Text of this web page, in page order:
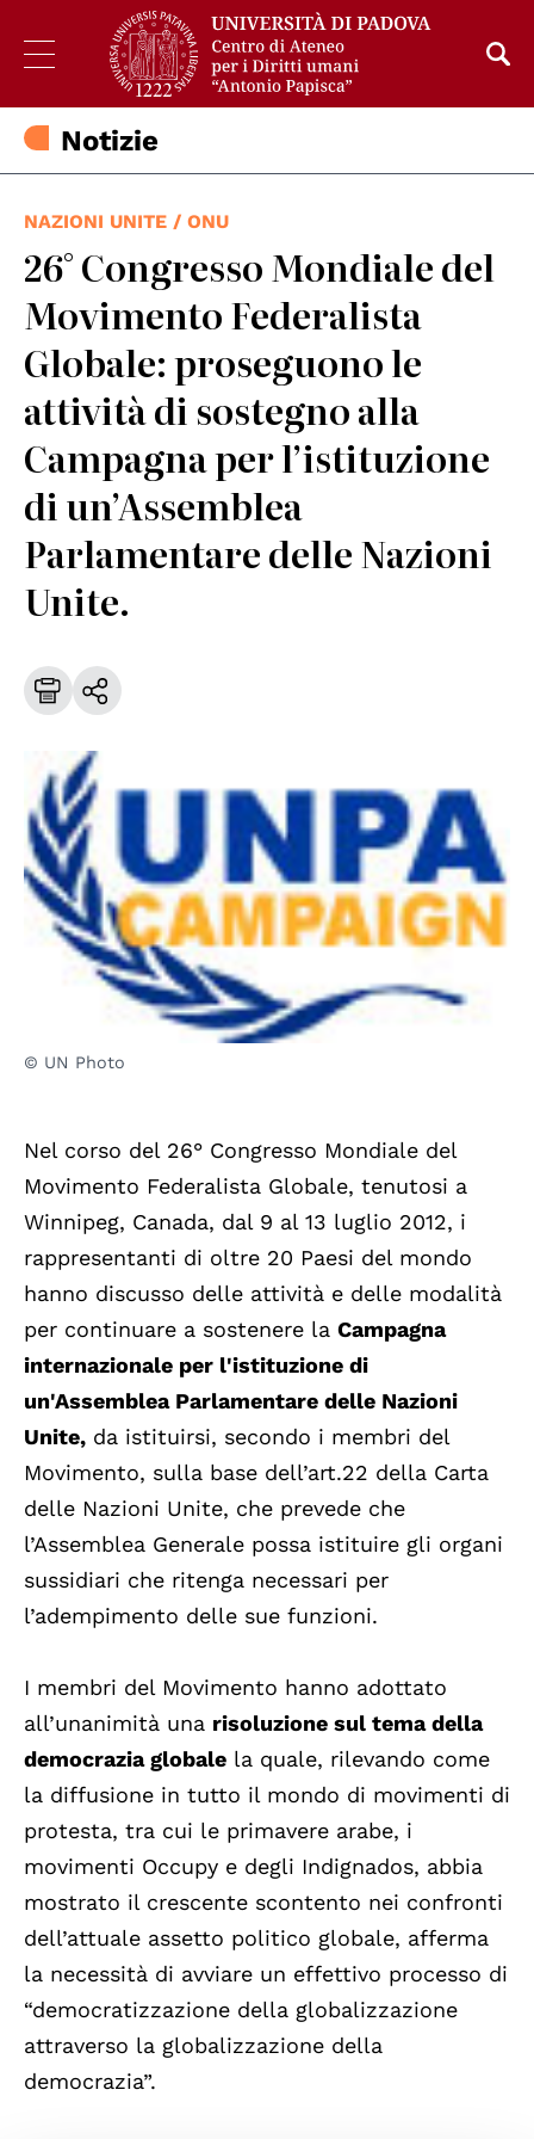
Notizie
NAZIONI UNITE / ONU
26° Congresso Mondiale del
Movimento Federalista
Globale: proseguono le
attività di sostegno alla
Campagna per l’istituzione
di un’Assemblea
Parlamentare delle Nazioni
Unite.
© UN Photo
Nel corso del 26° Congresso Mondiale del
Movimento Federalista Globale, tenutosi a
Winnipeg, Canada, dal 9 al 13 luglio 2012, i
rappresentanti di oltre 20 Paesi del mondo
hanno discusso delle attività e delle modalità
per continuare a sostenere la Campagna
internazionale per l'istituzione di
un'Assemblea Parlamentare delle Nazioni
Unite, da istituirsi, secondo i membri del
Movimento, sulla base dell’art.22 della Carta
delle Nazioni Unite, che prevede che
l’Assemblea Generale possa istituire gli organi
sussidiari che ritenga necessari per
l’adempimento delle sue funzioni.
I membri del Movimento hanno adottato
all’unanimità una risoluzione sul tema della
democrazia globale la quale, rilevando come
la diffusione in tutto il mondo di movimenti di
protesta, tra cui le primavere arabe, i
movimenti Occupy e degli Indignados, abbia
mostrato il crescente scontento nei confronti
dell’attuale assetto politico globale, afferma
la necessità di avviare un effettivo processo di
“democratizzazione della globalizzazione
attraverso la globalizzazione della
democrazia”.